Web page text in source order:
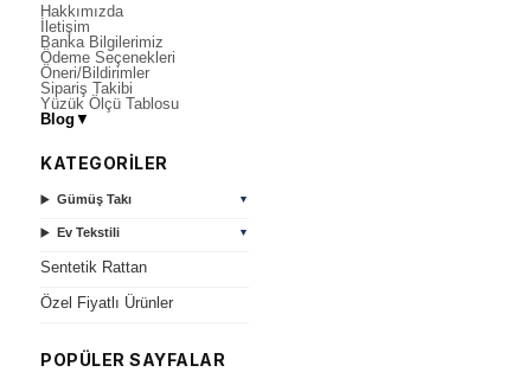
Hakkımızda
İletişim
Banka Bilgilerimiz
Ödeme Seçenekleri
Öneri/Bildirimler
Sipariş Takibi
Yüzük Ölçü Tablosu
Blog ▼
KATEGORİLER
Gümüş Takı ▼
Ev Tekstili ▼
Sentetik Rattan
Özel Fiyatlı Ürünler
POPÜLER SAYFALAR